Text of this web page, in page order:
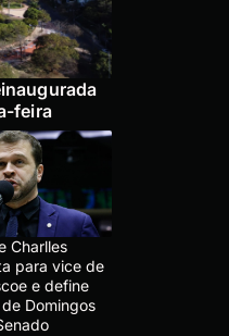
feira
Charlles
para vice de
e define
Domingos